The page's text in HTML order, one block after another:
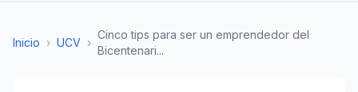
Inicio › UCV ›
Cinco tips para ser un emprendedor del
Bicentenari...